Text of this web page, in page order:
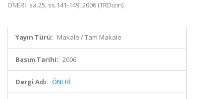
ÖNERİ, sa.25, ss.141-149, 2006 (TRDizin)
Yayın Türü: Makale / Tam Makale
Basım Tarihi: 2006
Dergi Adı: ÖNERİ